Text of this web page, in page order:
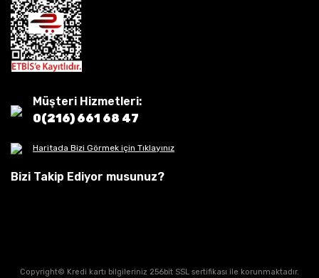
Müşteri Hizmetleri:
0(216) 661 68 47
Haritada Bizi Görmek için Tıklayınız
Bizi Takip Ediyor musunuz?
Copyright© Kredi kartı bilgileriniz 256bit SSL sertifikası ile korunmaktadır.